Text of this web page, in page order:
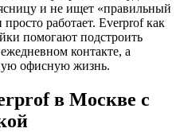
и не ищет «правильный
работает. Everprof как
помогают подстроить
контакте, а
офисную жизнь.
в Москве с